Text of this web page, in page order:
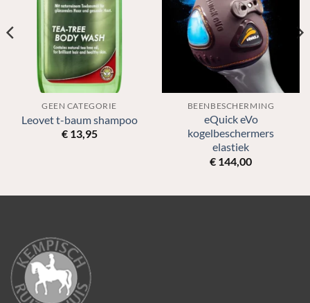
GEEN CATEGORIE
Leovet t-baum shampoo
€13,95
BEENBESCHERMING
eQuick eVo
kogelbeschermers
elastiek
€ 144,00